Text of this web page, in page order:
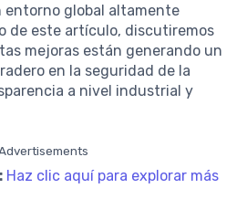
entorno global altamente
de este artículo, discutiremos
mejoras están generando un
en la seguridad de la
a nivel industrial y
Haz clic aquí para explorar más